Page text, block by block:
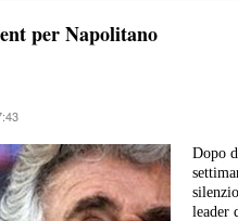
per Napolitano
Dopo
leader